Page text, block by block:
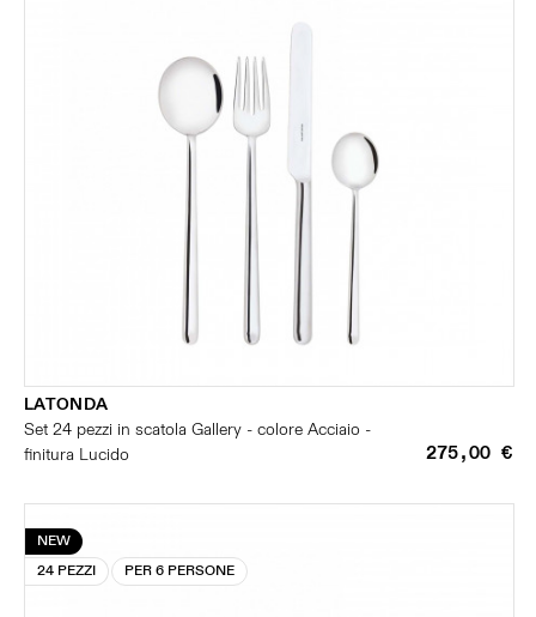
LATONDA
Set 24 pezzi in scatola Gallery - colore Acciaio -
finitura Lucido
275,00 €
NEW
24 PEZZI
PER 6 PERSONE